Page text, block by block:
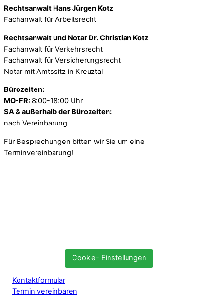
Rechtsanwalt Hans Jürgen Kotz
Fachanwalt für Arbeitsrecht
Rechtsanwalt und Notar Dr. Christian Kotz
Fachanwalt für Verkehrsrecht
Fachanwalt für Versicherungsrecht
Notar mit Amtssitz in Kreuztal
Bürozeiten:
MO-FR: 8:00-18:00 Uhr
SA & außerhalb der Bürozeiten:
nach Vereinbarung
Für Besprechungen bitten wir Sie um eine
Terminvereinbarung!
Cookie- Einstellungen
Kontaktformular
Termin vereinbaren